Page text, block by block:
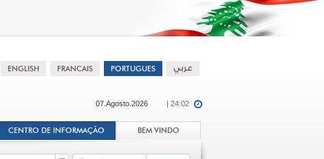
07.Agosto.2026 | 24:02
CENTRO DE INFORMAÇÃO BEM VINDO